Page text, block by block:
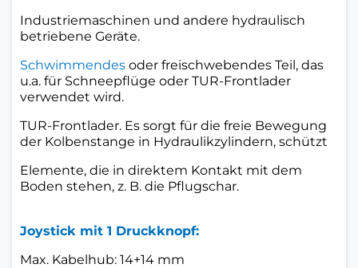
Industriemaschinen und andere hydraulisch
betriebene Geräte.
Schwimmendes oder freischwebendes Teil, das
u.a. für Schneepflüge oder TUR-Frontlader
verwendet wird.
TUR-Frontlader. Es sorgt für die freie Bewegung
der Kolbenstange in Hydraulikzylindern, schützt
Elemente, die in direktem Kontakt mit dem
Boden stehen, z. B. die Pflugschar.
Joystick mit 1 Druckknopf:
Max. Kabelhub: 14+14 mm